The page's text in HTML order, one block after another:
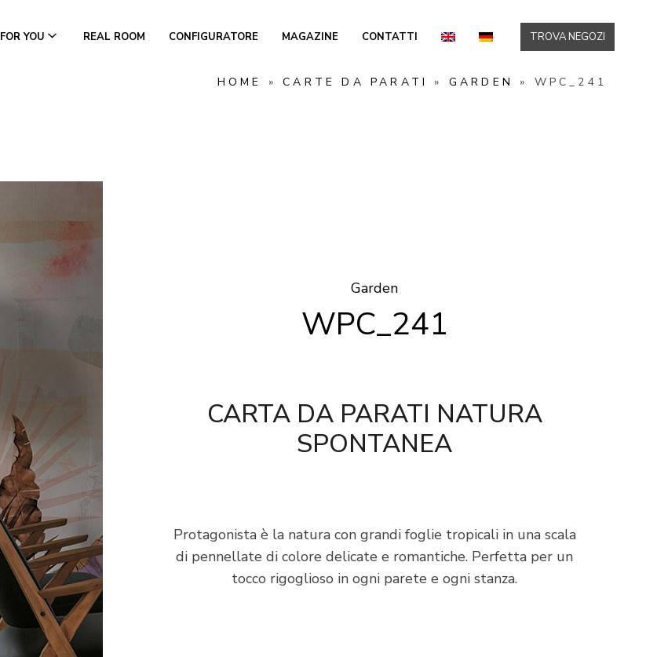
FOR YOU REAL ROOM CONFIGURATORE MAGAZINE CONTATTI TROVA NEGOZI
HOME »CARTE DA PARATI » GARDEN » WPC_241
Garden
WPC_241
CARTA DA PARATI NATURA
SPONTANEA
Protagonista è la natura con grandi foglie tropicali in una scala
di pennellate di colore delicate e romantiche. Perfetta per un
tocco rigoglioso in ogni parete e ogni stanza.